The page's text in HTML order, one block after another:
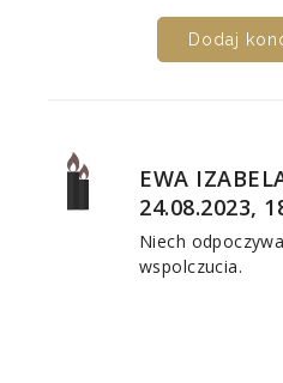
Dodaj
EWA
24.08.2023,
Niech
wspolczucia.